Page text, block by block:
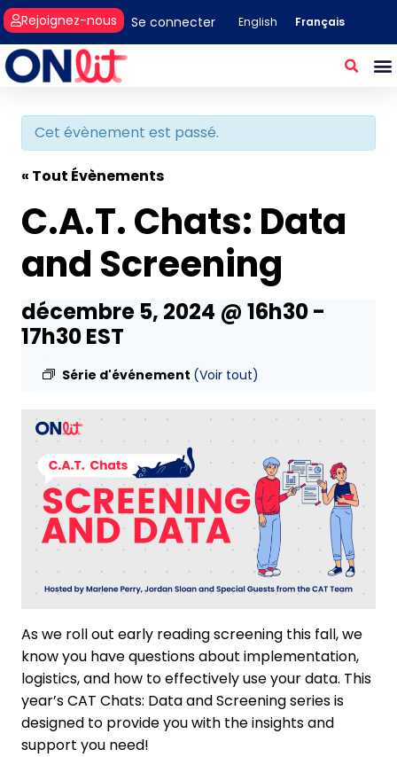
Se connecter
Rejoignez-nous English Français
Cet évènement est passé.
« Tout Évènements
C.A.T. Chats: Data
and Screening
décembre 5, 2024 @ 16h30-
17h30EST
Série d'événement (Voir tout)
As we roll out early reading screening this fall, we
know you have questions about implementation,
logistics, and how to effectively use your data. This
year’s CAT Chats: Data and Screening series is
designed to provide you with the insights and
support you need!